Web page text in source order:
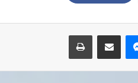
ماسنجر مشاركة عبر البريد طباعة